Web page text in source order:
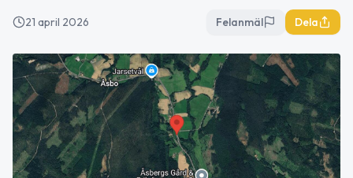
21 april 2026 Felanmäl Dela